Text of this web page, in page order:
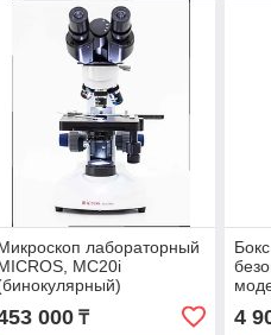
лабораторный
MC20i
000₸ 4